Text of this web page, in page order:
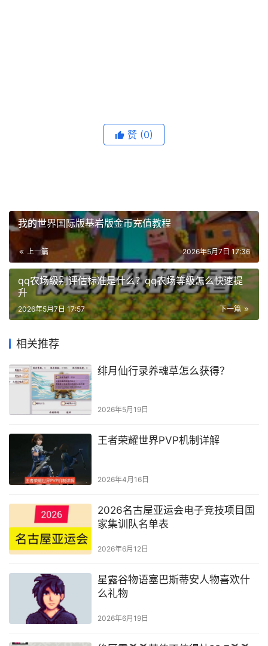
赞 (0)
我的世界国际版基岩版金币充值教程
上一篇 2026年5月7日 17:36
qq农场级别评估标准是什么？qq农场等级怎么快速提
升
下一篇
2026年5月7日 17:57
相关推荐
绯月仙行录养魂草怎么获得？
2026年5月19日
王者荣耀世界PVP机制详解
2026年4月16日
2026名古屋亚运会电子竞技项目国
家集训队名单表
2026年6月12日
星露谷物语塞巴斯蒂安人物喜欢什
么礼物
2026年6月19日